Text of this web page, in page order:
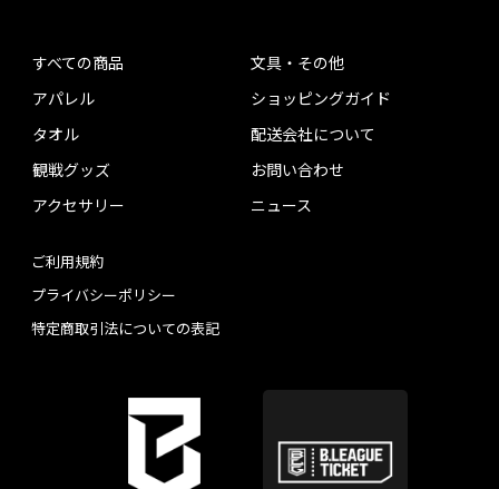
すべての商品
アパレル
タオル
観戦グッズ
アクセサリー
文具・その他
ショッピングガイド
配送会社について
お問い合わせ
ニュース
ご利用規約
プライバシーポリシー
特定商取引法についての表記